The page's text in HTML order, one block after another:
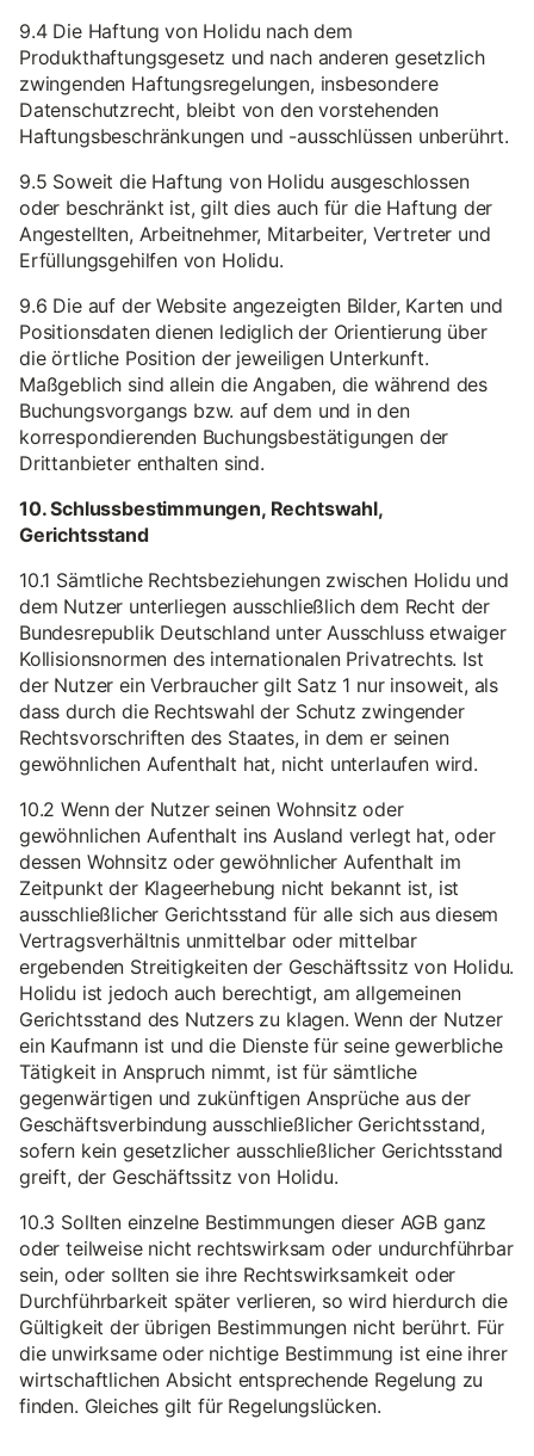
9.4 Die Haftung von Holidu nach dem
Produkthaftungsgesetz und nach anderen gesetzlich
zwingenden Haftungsregelungen, insbesondere
Datenschutzrecht, bleibt von den vorstehenden
Haftungsbeschränkungen und -ausschlüssen unberührt.
9.5 Soweit die Haftung von Holidu ausgeschlossen
oder beschränkt ist, gilt dies auch für die Haftung der
Angestellten, Arbeitnehmer, Mitarbeiter, Vertreter und
Erfüllungsgehilfen von Holidu.
9.6 Die auf der Website angezeigten Bilder, Karten und
Positionsdaten dienen lediglich der Orientierung über
die örtliche Position der jeweiligen Unterkunft.
Maßgeblich sind allein die Angaben, die während des
Buchungsvorgangs bzw. auf dem und in den
korrespondierenden Buchungsbestätigungen der
Drittanbieter enthalten sind.
10. Schlussbestimmungen, Rechtswahl,
Gerichtsstand
10.1 Sämtliche Rechtsbeziehungen zwischen Holidu und
dem Nutzer unterliegen ausschließlich dem Recht der
Bundesrepublik Deutschland unter Ausschluss etwaiger
Kollisionsnormen des internationalen Privatrechts. Ist
der Nutzer ein Verbraucher gilt Satz 1 nur insoweit, als
dass durch die Rechtswahl der Schutz zwingender
Rechtsvorschriften des Staates, in dem er seinen
gewöhnlichen Aufenthalt hat, nicht unterlaufen wird.
10.2 Wenn der Nutzer seinen Wohnsitz oder
gewöhnlichen Aufenthalt ins Ausland verlegt hat, oder
dessen Wohnsitz oder gewöhnlicher Aufenthalt im
Zeitpunkt der Klageerhebung nicht bekannt ist, ist
ausschließlicher Gerichtsstand für alle sich aus diesem
Vertragsverhältnis unmittelbar oder mittelbar
ergebenden Streitigkeiten der Geschäftssitz von Holidu.
Holidu ist jedoch auch berechtigt, am allgemeinen
Gerichtsstand des Nutzers zu klagen. Wenn der Nutzer
ein Kaufmann ist und die Dienste für seine gewerbliche
Tätigkeit in Anspruch nimmt, ist für sämtliche
gegenwärtigen und zukünftigen Ansprüche aus der
Geschäftsverbindung ausschließlicher Gerichtsstand,
sofern kein gesetzlicher ausschließlicher Gerichtsstand
greift, der Geschäftssitz von Holidu.
10.3 Sollten einzelne Bestimmungen dieser AGB ganz
oder teilweise nicht rechtswirksam oder undurchführbar
sein, oder sollten sie ihre Rechtswirksamkeit oder
Durchführbarkeit später verlieren, so wird hierdurch die
Gültigkeit der übrigen Bestimmungen nicht berührt. Für
die unwirksame oder nichtige Bestimmung ist eine ihrer
wirtschaftlichen Absicht entsprechende Regelung zu
finden. Gleiches gilt für Regelungslücken.